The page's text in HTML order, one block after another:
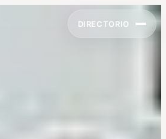
DIRECTORIO